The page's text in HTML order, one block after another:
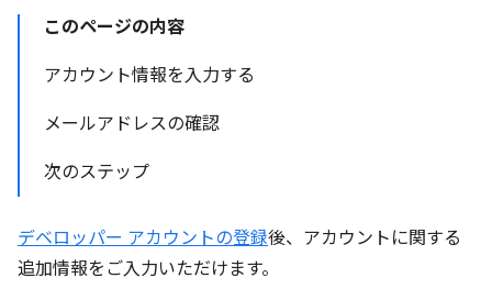
このページの内容
アカウント情報を入力する
メールアドレスの確認
次のステップ
デベロッパー アカウントの登録後、アカウントに関する
追加情報をご入力いただけます。